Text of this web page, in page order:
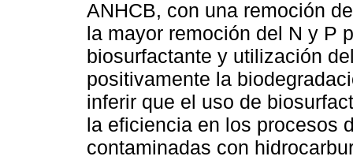
ANHCB, con una remoción
la mayor remoción del N y P
biosurfactante y utilización
positivamente la
inferir que el uso de
la eficiencia en los procesos
contaminadas con